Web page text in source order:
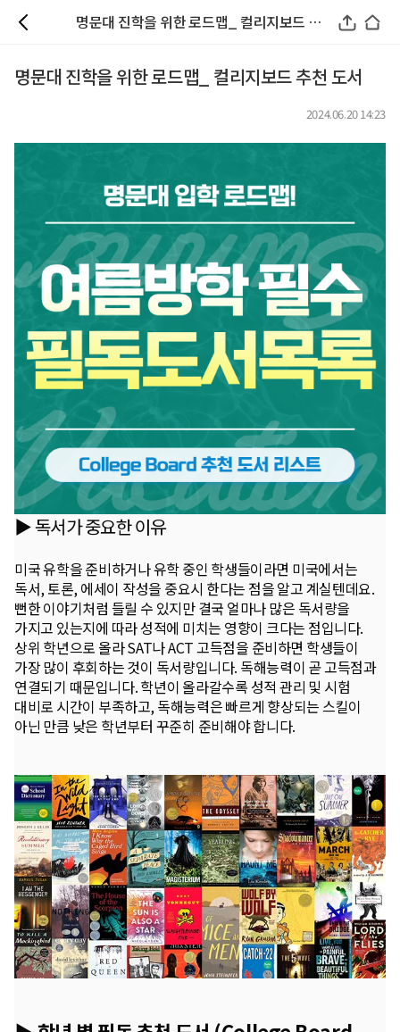
명문대 진학을 위한 로드맵_ 컬리지보드 추천 도서
명문대 진학을 위한 로드맵_ 컬리지보드 추천 도서
2024.06.20 14:23
▶ 독서가 중요한 이유
미국 유학을 준비하거나 유학 중인 학생들이라면 미국에서는
독서, 토론, 에세이 작성을 중요시 한다는 점을 알고 계실텐데요.
뻔한 이야기처럼 들릴 수 있지만 결국 얼마나 많은 독서량을
가지고 있는지에 따라 성적에 미치는 영향이 크다는 점입니다.
상위 학년으로 올라 SAT나 ACT 고득점을 준비하면 학생들이
가장 많이 후회하는 것이 독서량입니다. 독해능력이 곧 고득점과
연결되기 때문입니다. 학년이 올라갈수록 성적 관리 및 시험
대비로 시간이 부족하고, 독해능력은 빠르게 향상되는 스킬이
아닌 만큼 낮은 학년부터 꾸준히 준비해야 합니다.